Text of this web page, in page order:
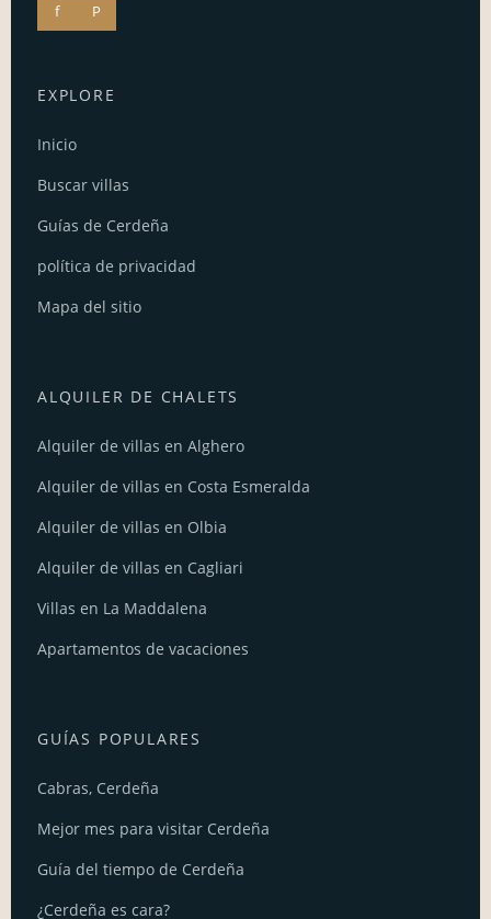
f P
EXPLORE
Inicio
Buscar villas
Guías de Cerdeña
política de privacidad
Mapa del sitio
ALQUILER DE CHALETS
Alquiler de villas en Alghero
Alquiler de villas en Costa Esmeralda
Alquiler de villas en Olbia
Alquiler de villas en Cagliari
Villas en La Maddalena
Apartamentos de vacaciones
GUÍAS POPULARES
Cabras, Cerdeña
Mejor mes para visitar Cerdeña
Guía del tiempo de Cerdeña
¿Cerdeña es cara?